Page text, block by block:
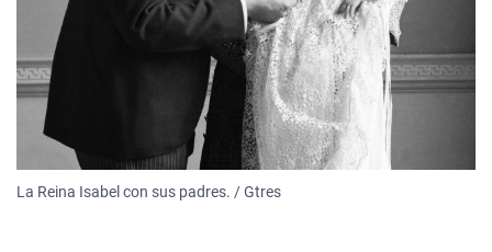
La Reina Isabel con sus padres. / Gtres